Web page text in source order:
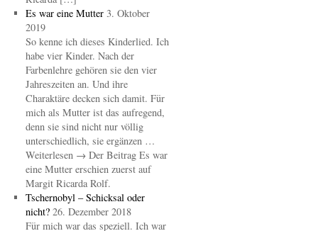
Es war eine Mutter 3. Oktober
2019
So kenne ich dieses Kinderlied. Ich
habe vier Kinder. Nach der
Farbenlehre gehören sie den vier
Jahreszeiten an. Und ihre
Charaktäre decken sich damit. Für
mich als Mutter ist das aufregend,
denn sie sind nicht nur völlig
unterschiedlich, sie ergänzen …
Weiterlesen → Der Beitrag Es war
eine Mutter erschien zuerst auf
Margit Ricarda Rolf.
Tschernobyl – Schicksal oder
nicht? 26. Dezember 2018
Für mich war das speziell. Ich war